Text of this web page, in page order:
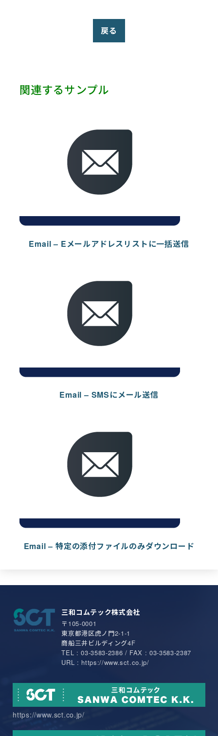
戻る
関連するサンプル
Email – Eメールアドレスリストに一括送信
Email – SMSにメール送信
Email – 特定の添付ファイルのみダウンロード
Microsoft SQL Server (2)
Microsoft Windows (5)
Robot HA (1)
Salesforce (5)
SmartSheet (1)
Telegram (1)
Terminal (1)
Web Services (2)
Zendesk (3)
三和コムテック株式会社
〒105-0001
東京都港区虎ノ門2-1-1
商船三井ビルディング4F
TEL : 03-3583-2386 / FAX : 03-3583-2387
URL : https://www.sct.co.jp/
https://www.sct.co.jp/